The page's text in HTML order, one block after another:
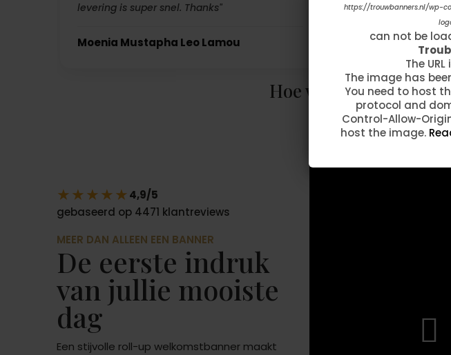
levering is super snel. Thanks"
Moenia Mustapha Leo Lamou
aanpassen. …"
Fam Taelman
Hoe werkt de
★★★★★4,9/5
gebaseerd op 4471 klantreviews
MEER DAN ALLEEN EEN BANNER
De eerste indruk
van jullie mooiste
dag
Een stijvolle roll-up welkomstbanner maakt
https://trouwbanners.nl/
can not be
The
The image has
You need to host
protocol and
Control-Allow-
host the image.
https://trouwbanners.nl/wp-
can not be
The
The image has
You need to host
protocol and
Control-Allow-
host the image.